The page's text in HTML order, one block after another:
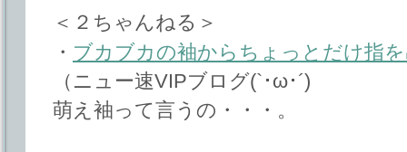
＜２ちゃんねる＞
・ ブカブカの袖からちょっとだけ指
（ニュー速VIPブログ(`･ω･´)
萌え袖って言うの・・・。